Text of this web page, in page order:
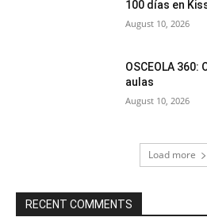
100 días en
August 10, 2026
OSCEOLA
aulas
August 10, 2026
Load more
RECENT COMMENTS